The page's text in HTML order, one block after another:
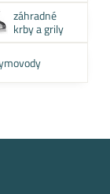
záhradné
krby a grily